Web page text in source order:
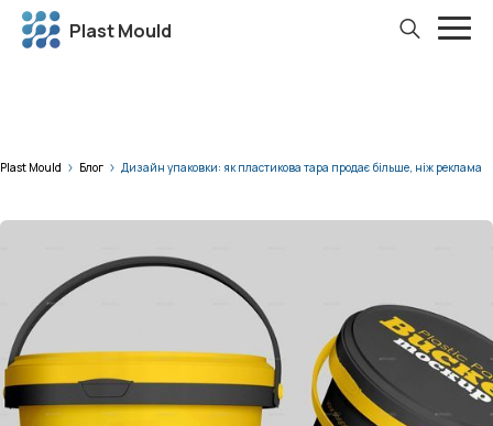
Plast Mould
Plast Mould Блог Дизайн упаковки: як пластикова тара продає більше, ніж реклама